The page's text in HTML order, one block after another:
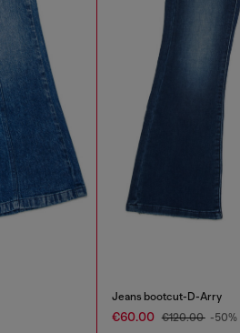
Jeans bootcut-D-Arry
€60.00 €120.00 -50%